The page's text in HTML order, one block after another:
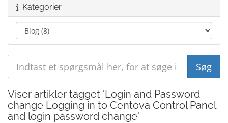
Kategorier
Viser artikler tagget 'Login and Password
change Logging in to Centova Control Panel
and login password change'